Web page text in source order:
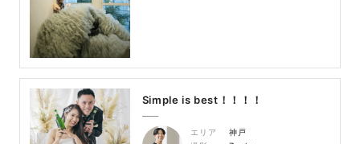
Simple is best！！！！
エリア
神戸